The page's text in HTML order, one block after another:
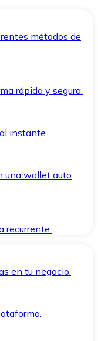
métodos de
rápida y segura.
instante.
una wallet auto
recurrente.
en tu negocio.